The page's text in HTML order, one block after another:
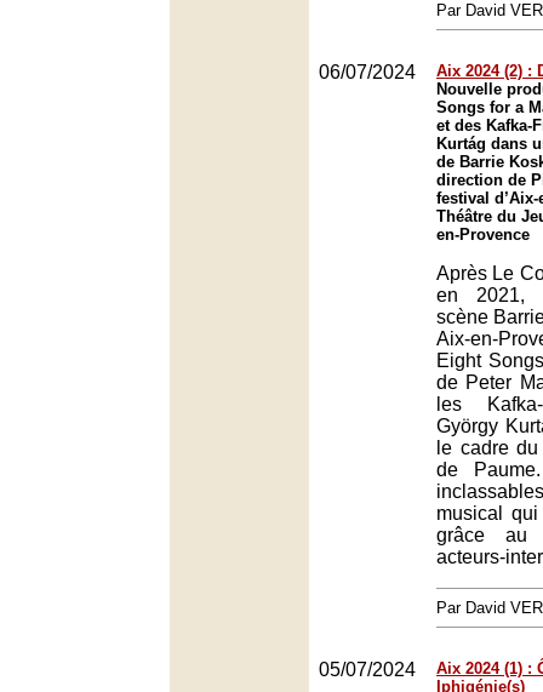
Par David
06/07/2024
Aix 2024 (2) :
Nouvelle
Songs for a
et des Kafka-
Kurtág dans
de Barrie
direction de
festival d’Aix-
Théâtre du
en-Provence
Après Le
en 2021,
scène
Aix-en-
Eight
de Peter
les
György
le cadre
de
musical
grâce au
acteurs-
Par David
05/07/2024
Aix 2024 (1) :
Iphigénie(s)